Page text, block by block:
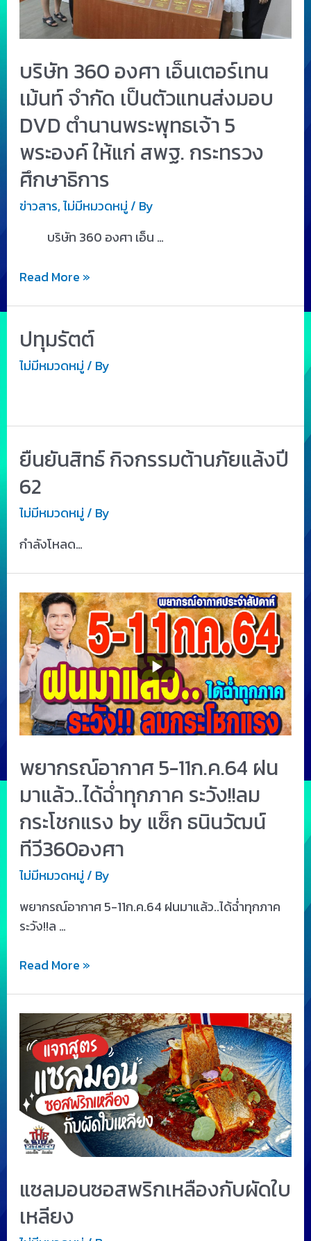
บริษัท 360 องศา เอ็นเตอร์เทน
เม้นท์ จำกัด เป็นตัวแทนส่งมอบ
DVD ตำนานพระพุทธเจ้า 5
พระองค์ ให้แก่ สพฐ. กระทรวง
ศึกษาธิการ
ข่าวสาร,ไม่มีหมวดหมู่ / By
บริษัท 360 องศา เอ็น …
Read More »
ปทุมรัตต์
ไม่มีหมวดหมู่ / By
ยืนยันสิทธ์ กิจกรรมต้านภัยแล้งปี
62
ไม่มีหมวดหมู่ / By
กำลังโหลด…
พยากรณ์อากาศ 5-11ก.ค.64 ฝน
มาแล้ว..ได้ฉ่ำทุกภาค ระวัง!!ลม
กระโชกแรง by แซ็ก ธนินวัฒน์
ทีวี360องศา
ไม่มีหมวดหมู่ / By
พยากรณ์อากาศ 5-11ก.ค.64 ฝนมาแล้ว..ได้ฉ่ำทุกภาค
ระวัง!!ล …
Read More »
แซลมอนซอสพริกเหลืองกับผัดใบ
เหลียง